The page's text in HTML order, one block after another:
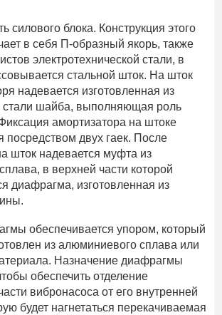
силового блока. Конструкция этого
в себя П-образный якорь, также
электротехнической стали, в
стальной шток. На шток
надевается изготовленная из
стали шайба, выполняющая роль
амортизатора на штоке
посредством двух гаек. После
шток надевается муфта из
в верхней части которой
диафрагма, изготовленная из
обеспечивается упором, который
из алюминиевого сплава или
Назначение диафрагмы
обеспечить отделение
вибронасоса от его внутренней
будет нагнетаться перекачиваемая